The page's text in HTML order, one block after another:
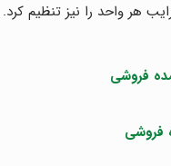
هر واحد را نیز تنظیم کرد.